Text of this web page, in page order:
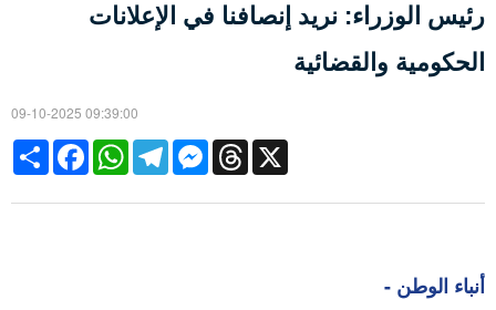
رئيس الوزراء: نريد إنصافنا في الإعلانات
الحكومية والقضائية
09-10-2025 09:39:00
Share
FacebookWhatsAppTelegramMessengerThreads X
أنباء الوطن -